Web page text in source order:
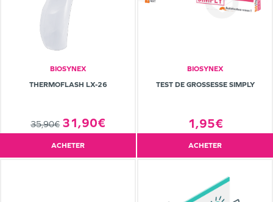
BIOSYNEX
THERMOFLASH LX-26
35,90€ 31,90€
ACHETER
BIOSYNEX
TEST DE GROSSESSE SIMPLY
1,95€
ACHETER